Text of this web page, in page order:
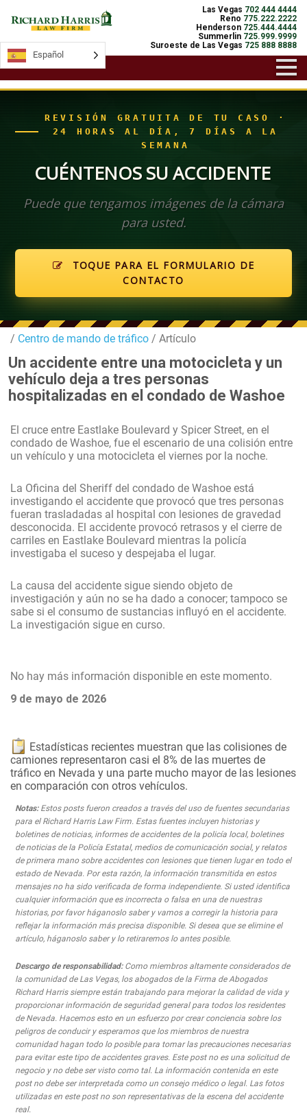
Las Vegas 702 444 4444
Reno 775.222.2222
Henderson 725.444.4444
Summerlin 725.999.9999
Suroeste de Las Vegas 725 888 8888
REVISIÓN GRATUITA DE TU CASO ·
24 HORAS AL DÍA, 7 DÍAS A LA
SEMANA
CUÉNTENOS SU ACCIDENTE
Puede que tengamos imágenes de la cámara
para usted.
TOQUE PARA EL FORMULARIO DE
CONTACTO
/ Centro de mando de tráfico / Artículo
Un accidente entre una motocicleta y un
vehículo deja a tres personas
hospitalizadas en el condado de Washoe
El cruce entre Eastlake Boulevard y Spicer Street, en el
condado de Washoe, fue el escenario de una colisión entre
un vehículo y una motocicleta el viernes por la noche.
La Oficina del Sheriff del condado de Washoe está
investigando el accidente que provocó que tres personas
fueran trasladadas al hospital con lesiones de gravedad
desconocida. El accidente provocó retrasos y el cierre de
carriles en Eastlake Boulevard mientras la policía
investigaba el suceso y despejaba el lugar.
La causa del accidente sigue siendo objeto de
investigación y aún no se ha dado a conocer; tampoco se
sabe si el consumo de sustancias influyó en el accidente.
La investigación sigue en curso.
No hay más información disponible en este momento.
9 de mayo de 2026
Estadísticas recientes muestran que las colisiones de
camiones representaron casi el 8% de las muertes de
tráfico en Nevada y una parte mucho mayor de las lesiones
en comparación con otros vehículos.
Notas:Estos posts fueron creados a través del uso de fuentes secundarias
para el Richard Harris Law Firm. Estas fuentes incluyen historias y
boletines de noticias, informes de accidentes de la policía local, boletines
de noticias de la Policía Estatal, medios de comunicación social, y relatos
de primera mano sobre accidentes con lesiones que tienen lugar en todo el
estado de Nevada. Por esta razón, la información transmitida en estos
mensajes no ha sido verificada de forma independiente. Si usted identifica
cualquier información que es incorrecta o falsa en una de nuestras
historias, por favor háganoslo saber y vamos a corregir la historia para
reflejar la información más precisa disponible. Si desea que se elimine el
artículo, háganoslo saber y lo retiraremos lo antes posible.
Descargo de responsabilidad:Como miembros altamente considerados de
la comunidad de Las Vegas, los abogados de la Firma de Abogados
Richard Harris siempre están trabajando para mejorar la calidad de vida y
proporcionar información de seguridad general para todos los residentes
de Nevada. Hacemos esto en un esfuerzo por crear conciencia sobre los
peligros de conducir y esperamos que los miembros de nuestra
comunidad hagan todo lo posible para tomar las precauciones necesarias
para evitar este tipo de accidentes graves. Este post no es una solicitud de
negocio y no debe ser visto como tal. La información contenida en este
post no debe ser interpretada como un consejo médico o legal. Las fotos
utilizadas en este post no son representativas de la escena del accidente
real.
Español
Español